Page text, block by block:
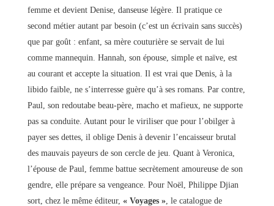
femme et devient Denise, danseuse légère. Il pratique ce
second métier autant par besoin (c’est un écrivain sans succès)
que par goût : enfant, sa mère couturière se servait de lui
comme mannequin. Hannah, son épouse, simple et naïve, est
au courant et accepte la situation. Il est vrai que Denis, à la
libido faible, ne s’interresse guère qu’à ses romans. Par contre,
Paul, son redoutabe beau-père, macho et mafieux, ne supporte
pas sa conduite. Autant pour le viriliser que pour l’obilger à
payer ses dettes, il oblige Denis à devenir l’encaisseur brutal
des mauvais payeurs de son cercle de jeu. Quant à Veronica,
l’épouse de Paul, femme battue secrètement amoureuse de son
gendre, elle prépare sa vengeance. Pour Noël, Philippe Djian
sort, chez le même éditeur, « Voyages », le catalogue de